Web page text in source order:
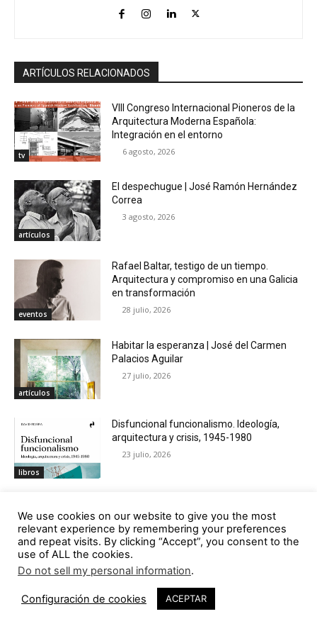
ARTÍCULOS RELACIONADOS
tv
VIII Congreso Internacional Pioneros de la
Arquitectura Moderna Española:
Integración en el entorno
6 agosto, 2026
artículos
El despechugue | José Ramón Hernández
Correa
3 agosto, 2026
eventos
Rafael Baltar, testigo de un tiempo.
Arquitectura y compromiso en una Galicia
en transformación
28 julio, 2026
artículos
Habitar la esperanza | José del Carmen
Palacios Aguilar
27 julio, 2026
libros
Disfuncional funcionalismo. Ideología,
arquitectura y crisis, 1945-1980
23 julio, 2026
deriva
21 julio, 2026
Teosofía, antroposofía y geometría
16 julio, 2026
We use cookies on our website to give you the most
relevant experience by remembering your preferences
and repeat visits. By clicking “Accept”, you consent to the
use of ALL the cookies.
Do not sell my personal information.
Configuración de cookies ACEPTAR